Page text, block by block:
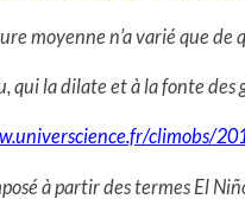
moyenne n’a varié que de
qui la dilate et à la fonte des
climobs/
à partir des termes El